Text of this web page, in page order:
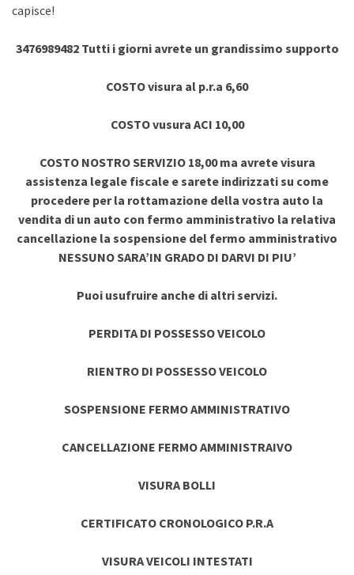
capisce!
3476989482 Tutti i giorni avrete un grandissimo supporto
COSTO visura al p.r.a 6,60
COSTO vusura ACI 10,00
COSTO NOSTRO SERVIZIO 18,00 ma avrete visura
assistenza legale fiscale e sarete indirizzati su come
procedere per la rottamazione della vostra auto la
vendita di un auto con fermo amministrativo la relativa
cancellazione la sospensione del fermo amministrativo
NESSUNO SARA’IN GRADO DI DARVI DI PIU’
Puoi usufruire anche di altri servizi.
PERDITA DI POSSESSO VEICOLO
RIENTRO DI POSSESSO VEICOLO
SOSPENSIONE FERMO AMMINISTRATIVO
CANCELLAZIONE FERMO AMMINISTRAIVO
VISURA BOLLI
CERTIFICATO CRONOLOGICO P.R.A
VISURA VEICOLI INTESTATI